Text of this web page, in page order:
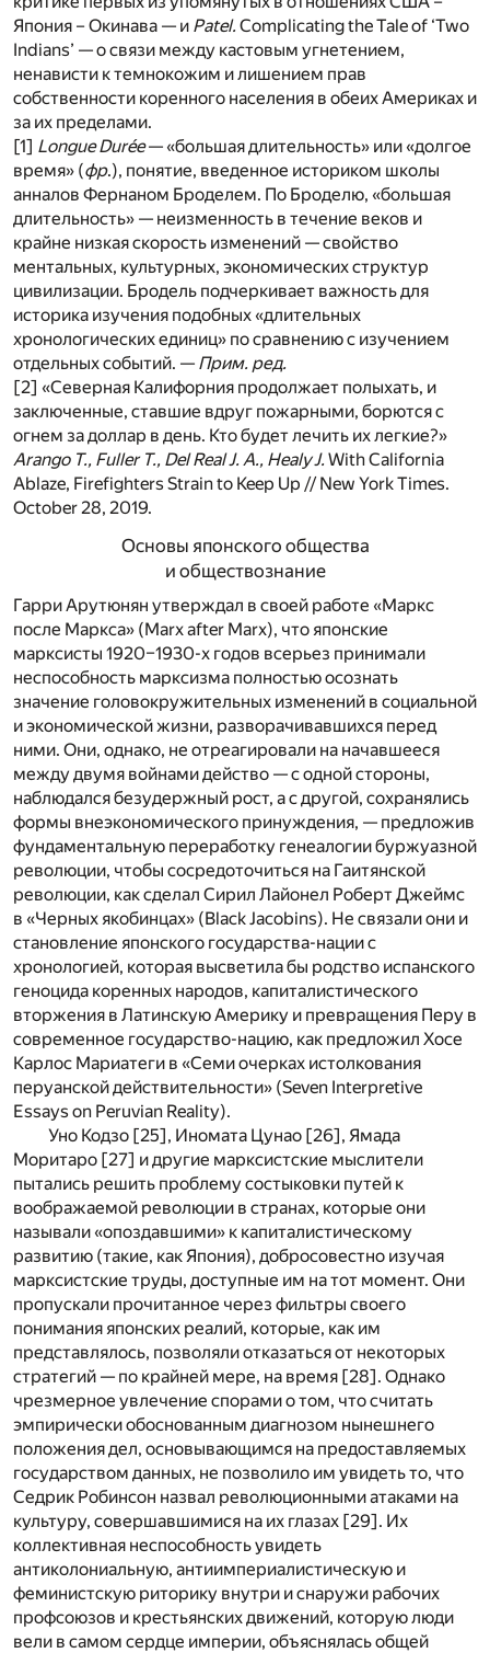
Япония – Окинава — и Patel. Complicating the Tale of ‘Two
Indians’ — о связи между кастовым угнетением,
ненависти к темнокожим и лишением прав
собственности коренного населения в обеих Америках и
за их пределами.
[1] Longue Durée— «большая длительность» или «долгое
время» (фр.), понятие, введенное историком школы
анналов Фернаном Броделем. По Броделю, «большая
длительность» — неизменность в течение веков и
крайне низкая скорость изменений — свойство
ментальных, культурных, экономических структур
цивилизации. Бродель подчеркивает важность для
историка изучения подобных «длительных
хронологических единиц» по сравнению с изучением
отдельных событий. — Прим. ред.
[2] «Северная Калифорния продолжает полыхать, и
заключенные, ставшие вдруг пожарными, борются с
огнем за доллар в день. Кто будет лечить их легкие?»
Arango T., Fuller T., Del Real J. A., Healy J. With California
Ablaze, Firefighters Strain to Keep Up // New York Times.
October 28, 2019.
Основы японского общества
и обществознание
Гарри Арутюнян утверждал в своей работе «Маркс
после Маркса» (Marx after Marx), что японские
марксисты 1920–1930-х годов всерьез принимали
неспособность марксизма полностью осознать
значение головокружительных изменений в социальной
и экономической жизни, разворачивавшихся перед
ними. Они, однако, не отреагировали на начавшееся
между двумя войнами действо — с одной стороны,
наблюдался безудержный рост, а с другой, сохранялись
формы внеэкономического принуждения, — предложив
фундаментальную переработку генеалогии буржуазной
революции, чтобы сосредоточиться на Гаитянской
революции, как сделал Сирил Лайонел Роберт Джеймс
в «Черных якобинцах» (Black Jacobins). Не связали они и
становление японского государства-нации с
хронологией, которая высветила бы родство испанского
геноцида коренных народов, капиталистического
вторжения в Латинскую Америку и превращения Перу в
современное государство-нацию, как предложил Хосе
Карлос Мариатеги в «Семи очерках истолкования
перуанской действительности» (Seven Interpretive
Essays on Peruvian Reality).
Уно Кодзо [25], Иномата Цунао [26], Ямада
Моритаро [27] и другие марксистские мыслители
пытались решить проблему состыковки путей к
воображаемой революции в странах, которые они
называли «опоздавшими» к капиталистическому
развитию (такие, как Япония), добросовестно изучая
марксистские труды, доступные им на тот момент. Они
пропускали прочитанное через фильтры своего
понимания японских реалий, которые, как им
представлялось, позволяли отказаться от некоторых
стратегий — по крайней мере, на время [28]. Однако
чрезмерное увлечение спорами о том, что считать
эмпирически обоснованным диагнозом нынешнего
положения дел, основывающимся на предоставляемых
государством данных, не позволило им увидеть то, что
Седрик Робинсон назвал революционными атаками на
культуру, совершавшимися на их глазах [29]. Их
коллективная неспособность увидеть
антиколониальную, антиимпериалистическую и
феминистскую риторику внутри и снаружи рабочих
профсоюзов и крестьянских движений, которую люди
вели в самом сердце империи, объяснялась общей